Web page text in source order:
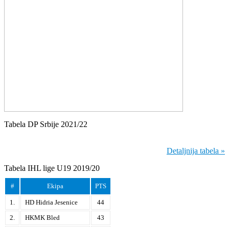
Tabela DP Srbije 2021/22
Detaljnija tabela »
Tabela IHL lige U19 2019/20
# Ekipa PTS
1. HD Hidria Jesenice
44
2.
HKMK Bled
43